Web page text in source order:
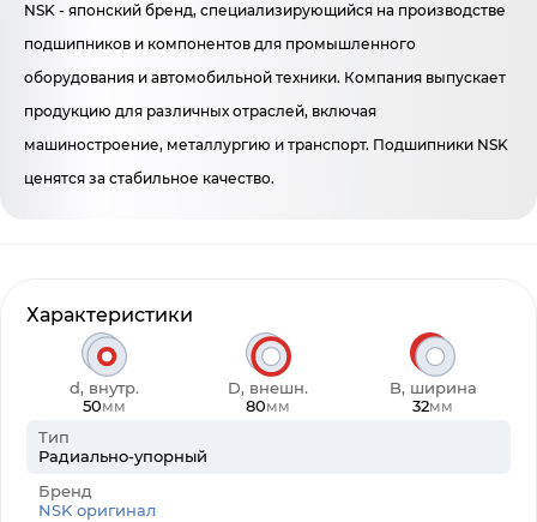
Характеристики
d, внутр.
50мм
D, внешн.
80мм
B, ширина
32мм
Тип
Радиально-упорный
Бренд
NSK оригинал
NSK - японский бренд, специализирующийся на производстве
подшипников и компонентов для промышленного
оборудования и автомобильной техники. Компания выпускает
продукцию для различных отраслей, включая
машиностроение, металлургию и транспорт. Подшипники NSK
ценятся за стабильное качество.